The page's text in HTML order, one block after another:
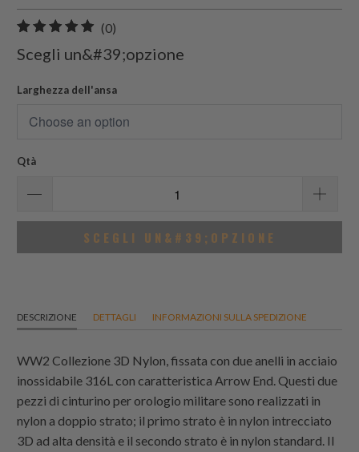
(0)
recensioni
totali
Scegli un&#39;opzione
Larghezza dell'ansa
Qtà
SCEGLI UN&#39;OPZIONE
DESCRIZIONE DETTAGLI INFORMAZIONI SULLA SPEDIZIONE
WW2 Collezione 3D Nylon, fissata con due anelli in acciaio
inossidabile 316L con caratteristica Arrow End. Questi due
pezzi di cinturino per orologio militare sono realizzati in
nylon a doppio strato; il primo strato è in nylon intrecciato
3D ad alta densità e il secondo strato è in nylon standard. Il